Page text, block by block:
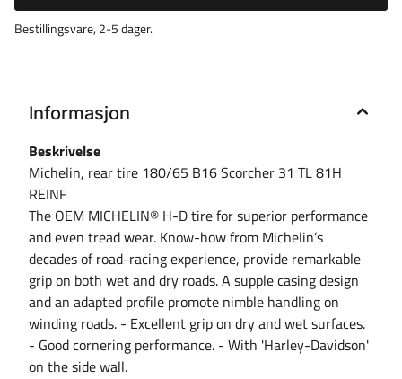
Bestillingsvare, 2-5 dager.
Informasjon
Beskrivelse
Michelin, rear tire 180/65 B16 Scorcher 31 TL 81H
REINF
The OEM MICHELIN® H-D tire for superior performance
and even tread wear. Know-how from Michelin’s
decades of road-racing experience, provide remarkable
grip on both wet and dry roads. A supple casing design
and an adapted profile promote nimble handling on
winding roads. - Excellent grip on dry and wet surfaces.
- Good cornering performance. - With 'Harley-Davidson'
on the side wall.